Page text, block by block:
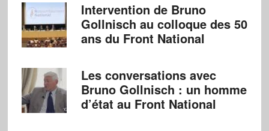
Intervention de Bruno
Gollnisch au colloque des 50
ans du Front National
Les conversations avec
Bruno Gollnisch : un homme
d’état au Front National